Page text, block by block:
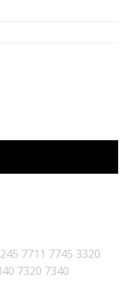
7711 7745 3320
7320 7340